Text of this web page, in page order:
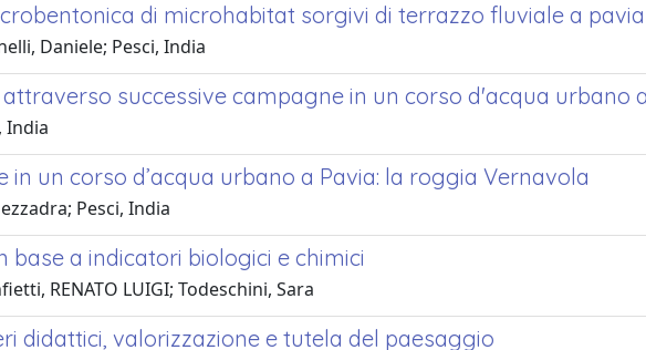
di microhabitat sorgivi di terrazzo fluviale a pavia
Daniele; Pesci, India
successive campagne in un corso d'acqua urbano
India
un corso d’acqua urbano a Pavia: la roggia Vernavola
Pesci, India
a indicatori biologici e chimici
RENATO LUIGI; Todeschini, Sara
didattici, valorizzazione e tutela del paesaggio